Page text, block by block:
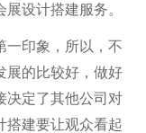
设计搭建服务。
印象，所以，不
展的比较好，做好
决定了其他公司对
搭建要让观众看起